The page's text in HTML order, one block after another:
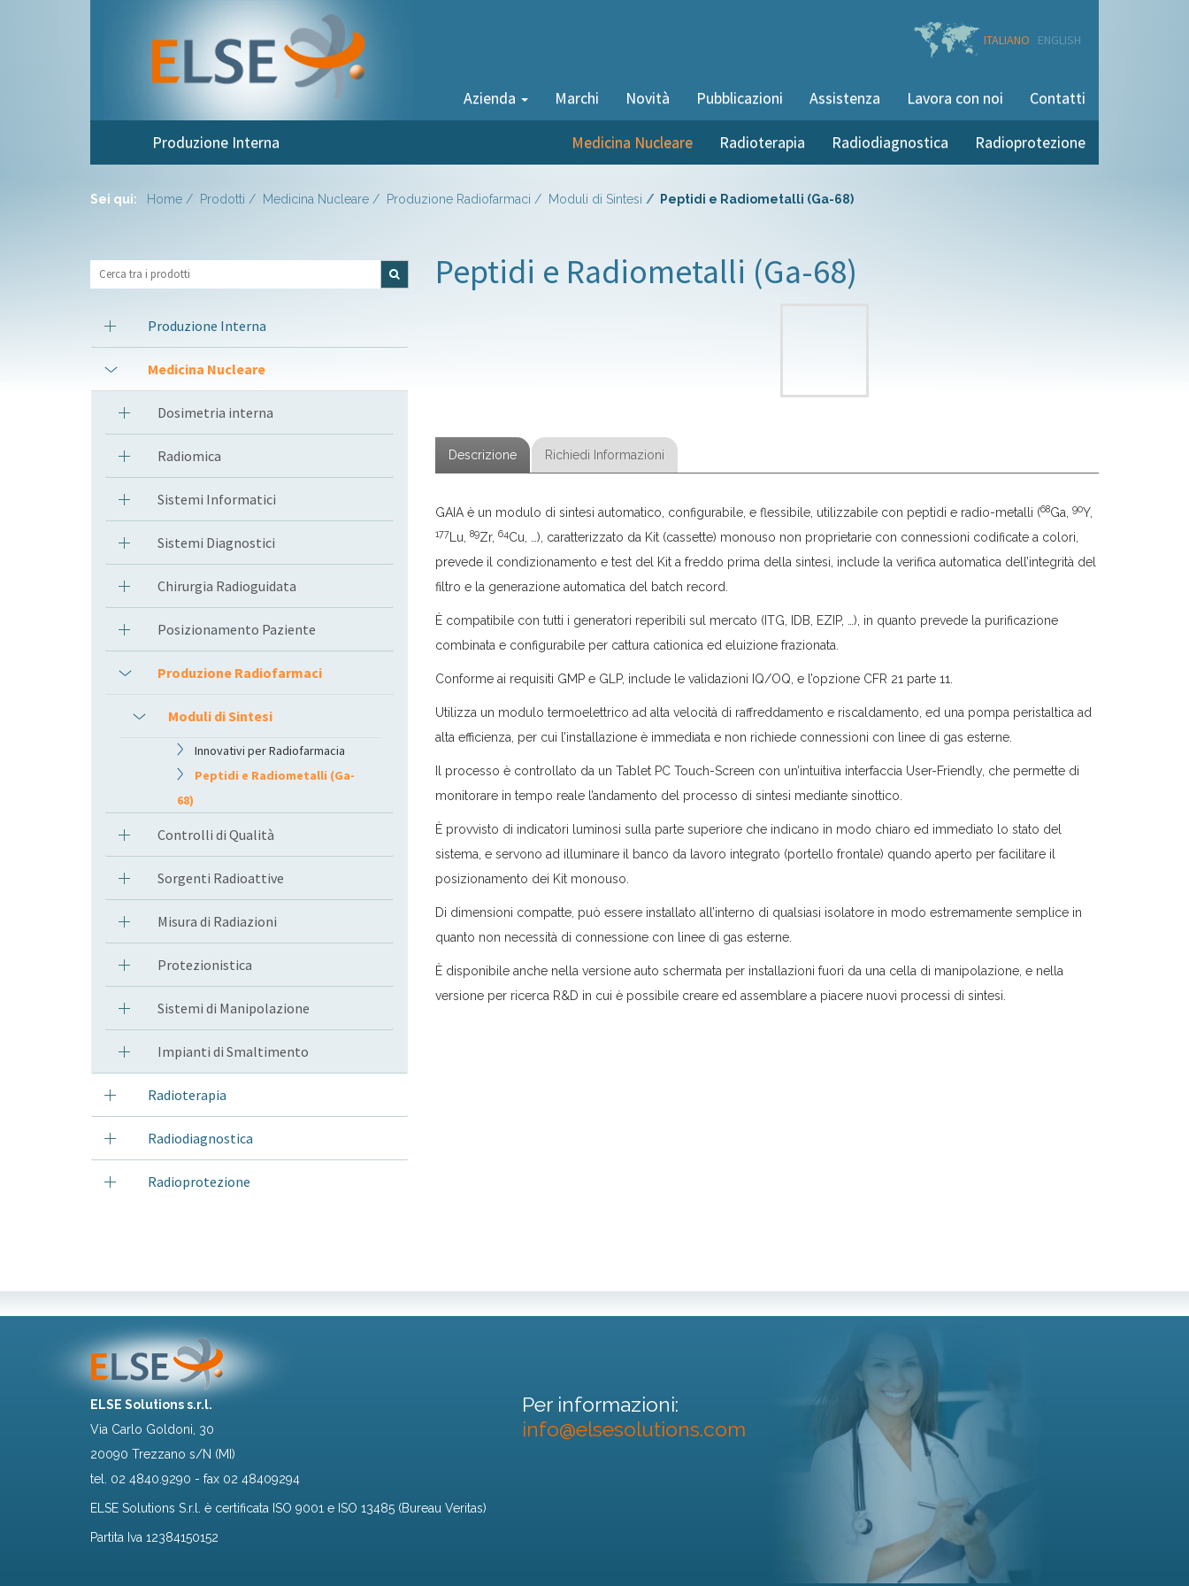
ITALIANO ENGLISH
Azienda Marchi Novità Pubblicazioni Assistenza Lavora con noi Contatti
Produzione Interna Radioprotezione
Radiodiagnostica
Radioterapia
Medicina Nucleare
Sei qui: Home Prodotti Medicina Nucleare Produzione Radiofarmaci Moduli di Sintesi Peptidi e Radiometalli (Ga-68)
Produzione Interna
Medicina Nucleare
Dosimetria interna
Radiomica
Sistemi Informatici
Sistemi Diagnostici
Chirurgia Radioguidata
Posizionamento Paziente
Produzione Radiofarmaci
Moduli di Sintesi
Innovativi per Radiofarmacia
Peptidi e Radiometalli (Ga-
68)
Controlli di Qualità
Sorgenti Radioattive
Misura di Radiazioni
Protezionistica
Sistemi di Manipolazione
Impianti di Smaltimento
Radioterapia
Radiodiagnostica
Radioprotezione
Peptidi e Radiometalli (Ga-68)
Descrizione Richiedi Informazioni
GAIA è un modulo di sintesi automatico, configurabile, e flessibile, utilizzabile con peptidi e radio-metalli (68Ga, 90Y,
177 Lu, 89Zr, 64Cu, …), caratterizzato da Kit (cassette) monouso non proprietarie con connessioni codificate a colori,
prevede il condizionamento e test del Kit a freddo prima della sintesi, include la verifica automatica dell’integrità del
filtro e la generazione automatica del batch record.
È compatibile con tutti i generatori reperibili sul mercato (ITG, IDB, EZIP, …), in quanto prevede la purificazione
combinata e configurabile per cattura cationica ed eluizione frazionata.
Conforme ai requisiti GMP e GLP, include le validazioni IQ/OQ, e l’opzione CFR 21 parte 11.
Utilizza un modulo termoelettrico ad alta velocità di raffreddamento e riscaldamento, ed una pompa peristaltica ad
alta efficienza, per cui l’installazione è immediata e non richiede connessioni con linee di gas esterne.
Il processo è controllato da un Tablet PC Touch-Screen con un’intuitiva interfaccia User-Friendly, che permette di
monitorare in tempo reale l’andamento del processo di sintesi mediante sinottico.
È provvisto di indicatori luminosi sulla parte superiore che indicano in modo chiaro ed immediato lo stato del
sistema, e servono ad illuminare il banco da lavoro integrato (portello frontale) quando aperto per facilitare il
posizionamento dei Kit monouso.
Di dimensioni compatte, può essere installato all’interno di qualsiasi isolatore in modo estremamente semplice in
quanto non necessità di connessione con linee di gas esterne.
È disponibile anche nella versione auto schermata per installazioni fuori da una cella di manipolazione, e nella
versione per ricerca R&D in cui è possibile creare ed assemblare a piacere nuovi processi di sintesi.
ELSE Solutions s.r.l.
Via Carlo Goldoni, 30
20090 Trezzano s/N (MI)
tel. 02 4840.9290 - fax 02 48409294
ELSE Solutions S.r.l. è certificata ISO 9001 e ISO 13485 (Bureau Veritas)
Partita Iva 12384150152
Per informazioni:
info@elsesolutions.com